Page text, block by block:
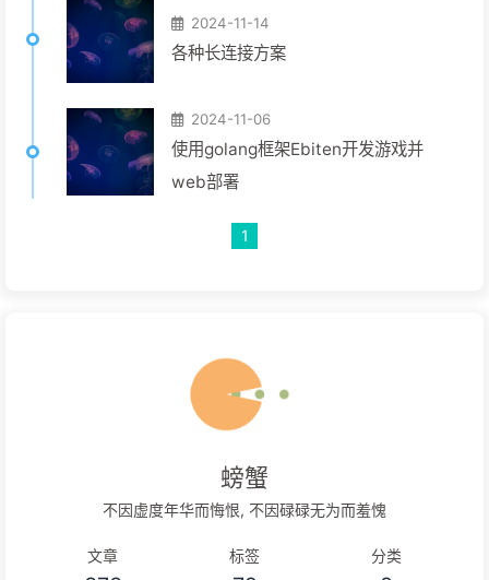
2024-11-14
各种长连接方案
2024-11-06
使用golang框架Ebiten开发游戏并
web部署
1
螃蟹
不因虚度年华而悔恨, 不因碌碌无为而羞愧
文章 标签 分类